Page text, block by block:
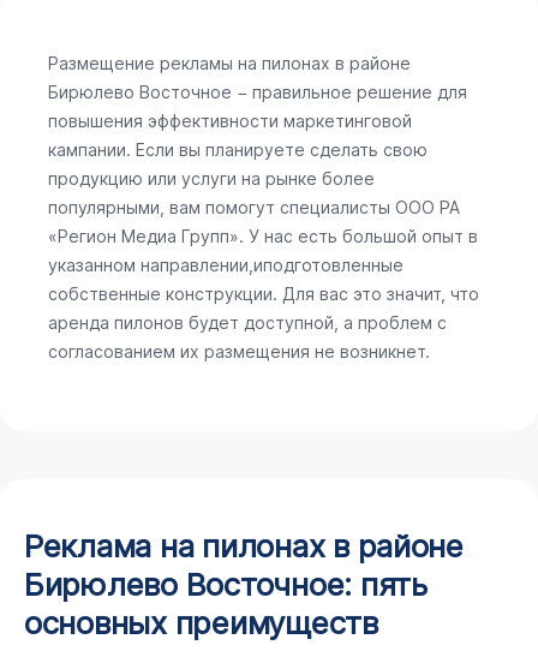
Размещение рекламы на пилонах в районе
Бирюлево Восточное − правильное решение для
повышения эффективности маркетинговой
кампании. Если вы планируете сделать свою
продукцию или услуги на рынке более
популярными, вам помогут специалисты ООО РА
«Регион Медиа Групп». У нас есть большой опыт в
указанном направлении,иподготовленные
собственные конструкции. Для вас это значит, что
аренда пилонов будет доступной, а проблем с
согласованием их размещения не возникнет.
Реклама на пилонах в районе
Бирюлево Восточное: пять
основных преимуществ